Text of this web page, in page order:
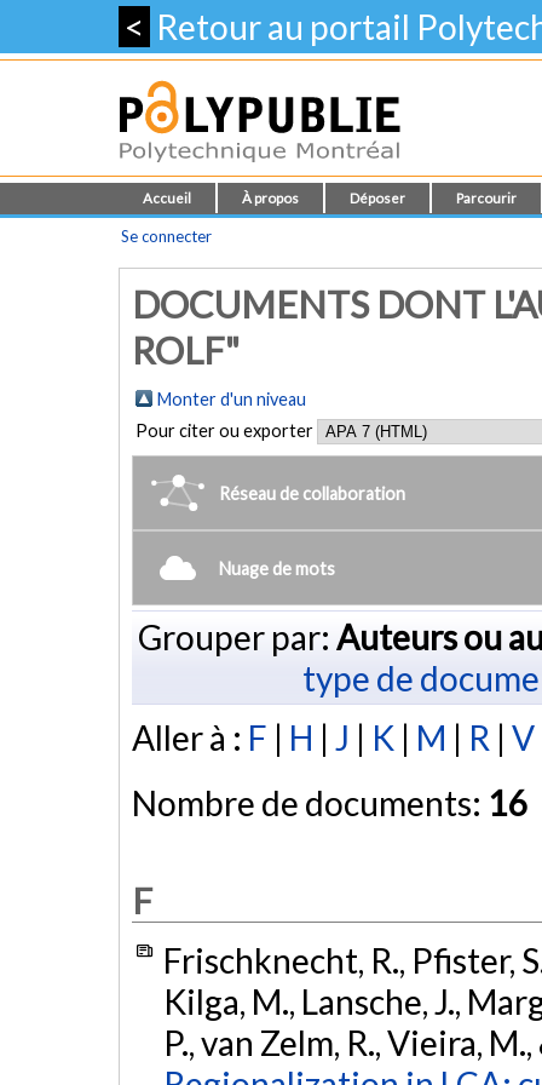
< Retour au portail
Accueil À propos Déposer Parcourir
Se connecter
DOCUMENTS DONT
ROLF"
Monter d'un niveau
Pour citer ou exporter
Réseau de collaboration
Nuage de mots
Grouper par: Auteurs ou
type de
Aller à : F | H | J | K | M | R | V
Nombre de documents: 16
F
Frischknecht, R., Pfister,
Kilga, M., Lansche, J.,
P., van Zelm, R., Vieira,